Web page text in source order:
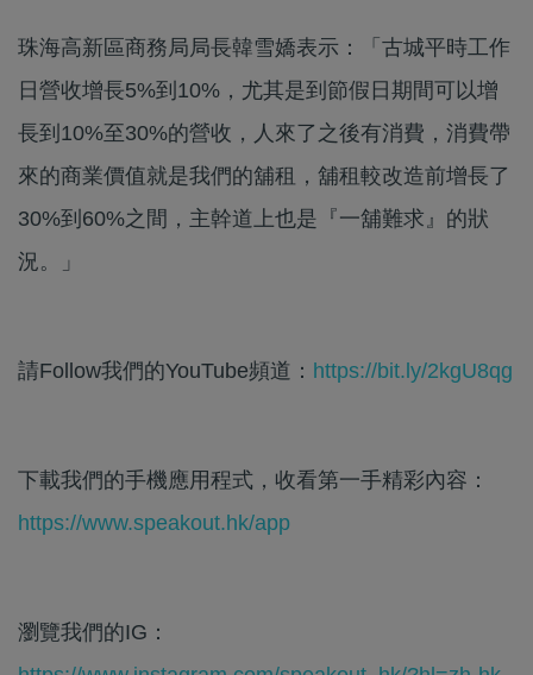
珠海高新區商務局局長韓雪嬌表示：「古城平時工作
日營收增長5%到10%，尤其是到節假日期間可以增
長到10%至30%的營收，人來了之後有消費，消費帶
來的商業價值就是我們的舖租，舖租較改造前增長了
30%到60%之間，主幹道上也是『一舖難求』的狀
況。」
請Follow我們的YouTube頻道： https://bit.ly/2kgU8qg
下載我們的手機應用程式，收看第一手精彩內容：
https://www.speakout.hk/app
瀏覽我們的IG：